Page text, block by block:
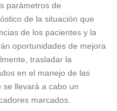
parámetros de
de la situación que
de los pacientes y la
oportunidades de mejora
trasladar la
en el manejo de las
llevará a cabo un
marcados.